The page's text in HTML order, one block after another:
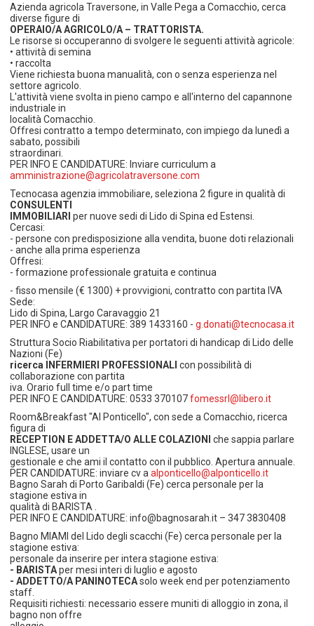
Azienda agricola Traversone, in Valle Pega a Comacchio, cerca
diverse figure di
OPERAIO/A AGRICOLO/A – TRATTORISTA.
Le risorse si occuperanno di svolgere le seguenti attività agricole:
• attività di semina
• raccolta
Viene richiesta buona manualità, con o senza esperienza nel
settore agricolo.
L'attività viene svolta in pieno campo e all'interno del capannone
industriale in
località Comacchio.
Offresi contratto a tempo determinato, con impiego da lunedì a
sabato, possibili
straordinari.
PER INFO E CANDIDATURE: Inviare curriculum a
amministrazione@agricolatraversone.com
Tecnocasa agenzia immobiliare, seleziona 2 figure in qualità di
CONSULENTI
IMMOBILIARI per nuove sedi di Lido di Spina ed Estensi.
Cercasi:
- persone con predisposizione alla vendita, buone doti relazionali
- anche alla prima esperienza
Offresi:
- formazione professionale gratuita e continua
- fisso mensile (€ 1300) + provvigioni, contratto con partita IVA
Sede:
Lido di Spina, Largo Caravaggio 21
PER INFO e CANDIDATURE: 389 1433160 -g.donati@tecnocasa.it
Struttura Socio Riabilitativa per portatori di handicap di Lido delle
Nazioni (Fe)
ricerca INFERMIERI PROFESSIONALI con possibilità di
collaborazione con partita
iva. Orario full time e/o part time
PER INFO E CANDIDATURE: 0533 370107fomessrl@libero.it
Room&Breakfast "Al Ponticello", con sede a Comacchio, ricerca
figura di
RECEPTION E ADDETTA/O ALLE COLAZIONI che sappia parlare
INGLESE, usare un
gestionale e che ami il contatto con il pubblico. Apertura annuale.
PER CANDIDATURE: inviare cv aalponticello@alponticello.it
Bagno Sarah di Porto Garibaldi (Fe) cerca personale per la
stagione estiva in
qualità di BARISTA .
PER INFO E CANDIDATURE: info@bagnosarah.it – 347 3830408
Bagno MIAMI del Lido degli scacchi (Fe) cerca personale per la
stagione estiva:
personale da inserire per intera stagione estiva:
- BARISTAper mesi interi di luglio e agosto
- ADDETTO/A PANINOTECAsolo week end per potenziamento
staff.
Requisiti richiesti: necessario essere muniti di alloggio in zona, il
bagno non offre